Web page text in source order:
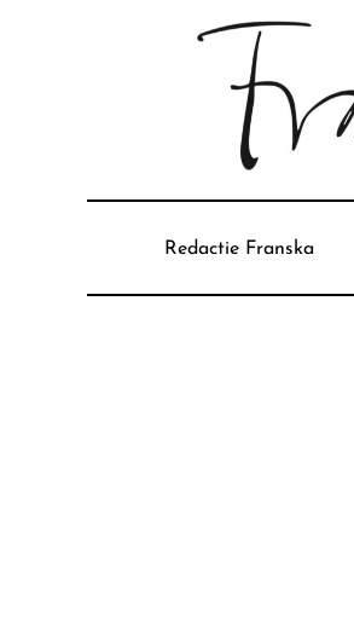
Redactie Franska